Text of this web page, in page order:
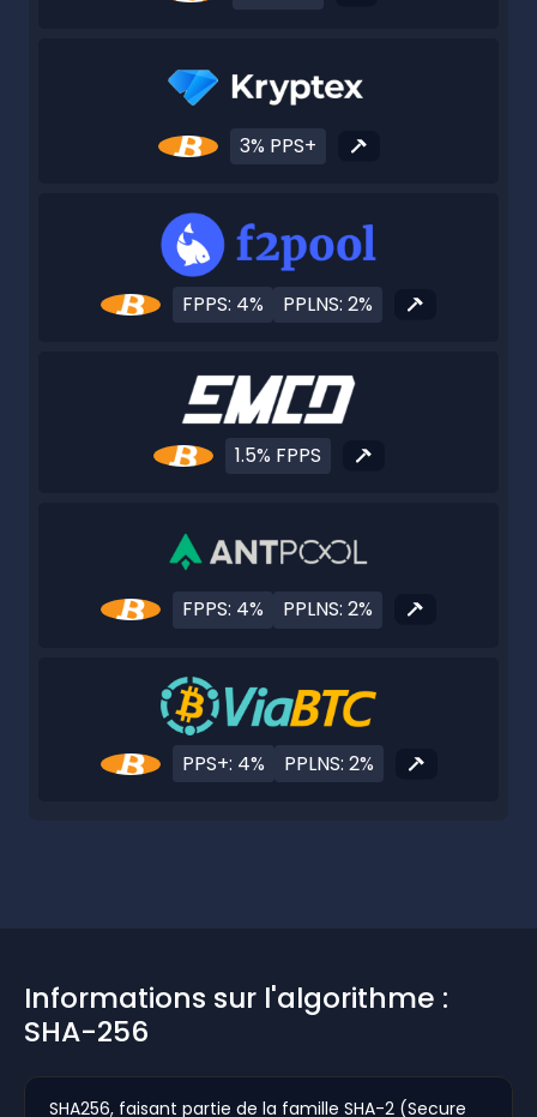
3% PPS+
FPPS: 4% PPLNS: 2%
1.5% FPPS
FPPS: 4% PPLNS: 2%
PPS+: 4% PPLNS: 2%
Informations sur l'algorithme :
SHA-256
SHA256, faisant partie de la famille SHA-2 (Secure